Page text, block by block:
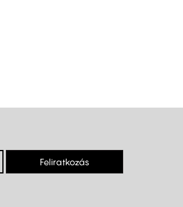
Feliratkozás